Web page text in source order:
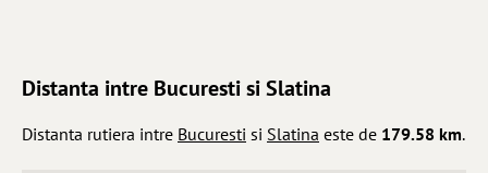
Distanta intre Bucuresti si Slatina
Distanta rutiera intre Bucuresti si Slatina este de 179.58 km.